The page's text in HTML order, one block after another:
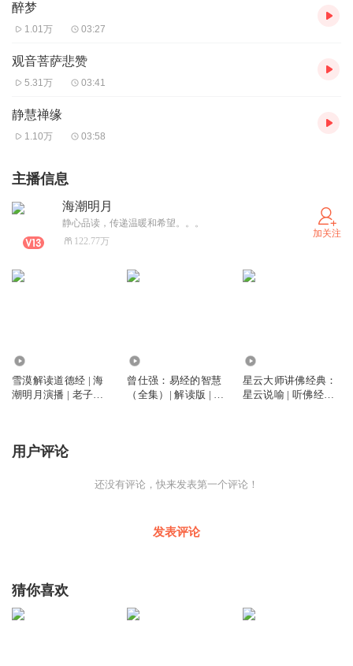
醉梦
1.01万 03:27
观音菩萨悲赞
5.31万 03:41
静慧禅缘
1.10万 03:58
主播信息
海潮明月
静心品读，传递温暖和希望。。。
122.77万
加关注
雪漠解读道德经 | 海
潮明月演播 | 老子的
曾仕强：易经的智慧
（全集）| 解读版 | 探
星云大师讲佛经典：
星云说喻 | 听佛经譬
用户评论
还没有评论，快来发表第一个评论！
发表评论
猜你喜欢